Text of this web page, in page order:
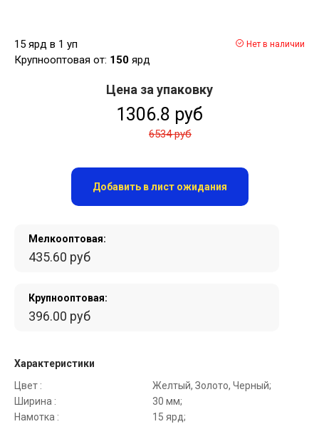
15 ярд в 1 уп
Крупнооптовая от: 150 ярд
Нет в наличии
Мелкооптовая:
435.60 руб
Крупнооптовая:
396.00 руб
Характеристики
Цвет :
Желтый, Золото, Черный;
Ширина :
30 мм;
Намотка :
15 ярд;
Цена за упаковку
1306.8 руб
6534 руб
Добавить в лист ожидания